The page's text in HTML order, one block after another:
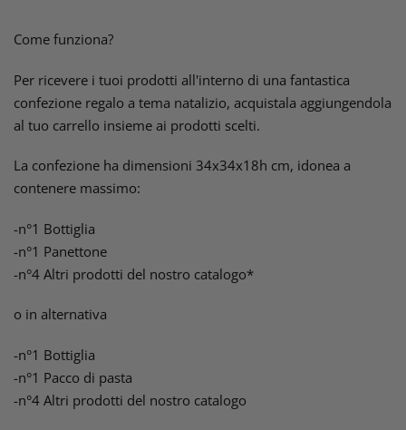
del
nel
carrello
Come funziona?
Per ricevere i tuoi prodotti all'interno di una fantastica
confezione regalo a tema natalizio, acquistala aggiungendola
al tuo carrello insieme ai prodotti scelti.
La confezione ha dimensioni 34x34x18h cm, idonea a
contenere massimo:
-n°1 Bottiglia
-n°1 Panettone
-n°4 Altri prodotti del nostro catalogo*
o in alternativa
-n°1 Bottiglia
-n°1 Pacco di pasta
-n°4 Altri prodotti del nostro catalogo